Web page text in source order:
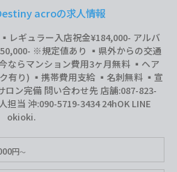
acroの求人情報
レギュラー入店祝金¥184,000- アルバ
※規定値あり ▪️県外からの交通
ならマンション費用3ヶ月無料 ▪️ヘア
ク有り) ▪️携帯費用支給 ▪️名刺無料 ▪️宣
ン完備 問い合わせ先 店舗:087-823-
担当 沖:090-5719-3434 24hOK LINE
okioki.
円